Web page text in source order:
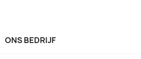
ONS BEDRIJF